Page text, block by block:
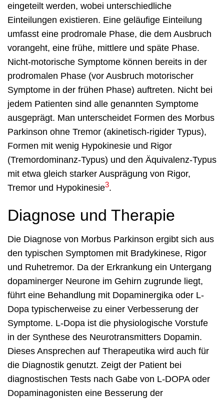
eingeteilt werden, wobei unterschiedliche
Einteilungen existieren. Eine geläufige Einteilung
umfasst eine prodromale Phase, die dem Ausbruch
vorangeht, eine frühe, mittlere und späte Phase.
Nicht-motorische Symptome können bereits in der
prodromalen Phase (vor Ausbruch motorischer
Symptome in der frühen Phase) auftreten. Nicht bei
jedem Patienten sind alle genannten Symptome
ausgeprägt. Man unterscheidet Formen des Morbus
Parkinson ohne Tremor (akinetisch-rigider Typus),
Formen mit wenig Hypokinesie und Rigor
(Tremordominanz-Typus) und den Äquivalenz-Typus
mit etwa gleich starker Ausprägung von Rigor,
Tremor und Hypokinesie3.
Diagnose und Therapie
Die Diagnose von Morbus Parkinson ergibt sich aus
den typischen Symptomen mit Bradykinese, Rigor
und Ruhetremor. Da der Erkrankung ein Untergang
dopaminerger Neurone im Gehirn zugrunde liegt,
führt eine Behandlung mit Dopaminergika oder L-
Dopa typischerweise zu einer Verbesserung der
Symptome. L-Dopa ist die physiologische Vorstufe
in der Synthese des Neurotransmitters Dopamin.
Dieses Ansprechen auf Therapeutika wird auch für
die Diagnostik genutzt. Zeigt der Patient bei
diagnostischen Tests nach Gabe von L-DOPA oder
Dopaminagonisten eine Besserung der